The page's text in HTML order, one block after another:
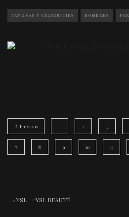
FAMOSAS Y CELEBRITIES HOMBRES
Previous 1 2 3
7 8 9 10 11
YSL YSL BEAUTÉ